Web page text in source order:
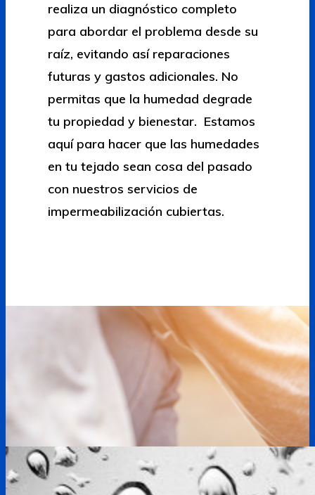
realiza un diagnóstico completo
para abordar el problema desde su
raíz, evitando así reparaciones
futuras y gastos adicionales. No
permitas que la humedad degrade
tu propiedad y bienestar. Estamos
aquí para hacer que las humedades
en tu tejado sean cosa del pasado
con nuestros servicios de
impermeabilización cubiertas.